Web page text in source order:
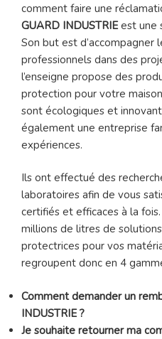
comment faire une
GUARD INDUSTRIEest une
Son but est d’accompagner
professionnels dans des
l’enseigne propose des
protection pour votre
sont écologiques et
également une entreprise
expériences.
Ils ont effectué des
laboratoires afin de vous
certifiés et efficaces à la
millions de litres de
protectrices pour vos
regroupent donc en 4
Comment demander un
INDUSTRIE ?
Je souhaite retourner ma